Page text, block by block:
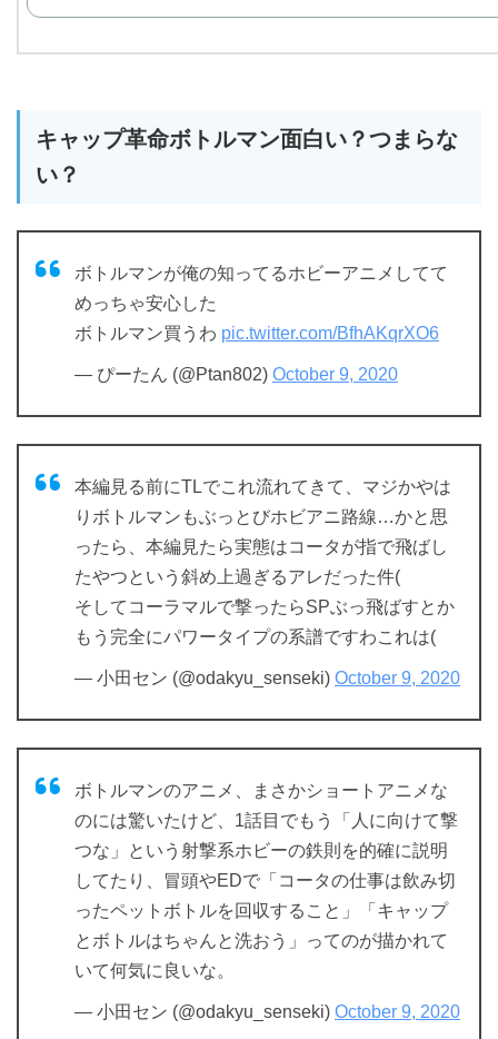
キャップ革命ボトルマン面白い？つまらな
い？
ボトルマンが俺の知ってるホビーアニメしてて
めっちゃ安心した
ボトルマン買うわ pic.twitter.com/BfhAKqrXO6
— ぴーたん (@Ptan802) October 9, 2020
本編見る前にTLでこれ流れてきて、マジかやは
りボトルマンもぶっとびホビアニ路線…かと思
ったら、本編見たら実態はコータが指で飛ばし
たやつという斜め上過ぎるアレだった件(
そしてコーラマルで撃ったらSPぶっ飛ばすとか
もう完全にパワータイプの系譜ですわこれは(
— 小田セン (@odakyu_senseki) October 9, 2020
ボトルマンのアニメ、まさかショートアニメな
のには驚いたけど、1話目でもう「人に向けて撃
つな」という射撃系ホビーの鉄則を的確に説明
してたり、冒頭やEDで「コータの仕事は飲み切
ったペットボトルを回収すること」「キャップ
とボトルはちゃんと洗おう」ってのが描かれて
いて何気に良いな。
— 小田セン (@odakyu_senseki) October 9, 2020